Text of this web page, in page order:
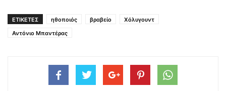
ΕΤΙΚΕΤΕΣ ηθοποιός βραβείο
Χόλυγουντ
Αντόνιο Μπαντέρας